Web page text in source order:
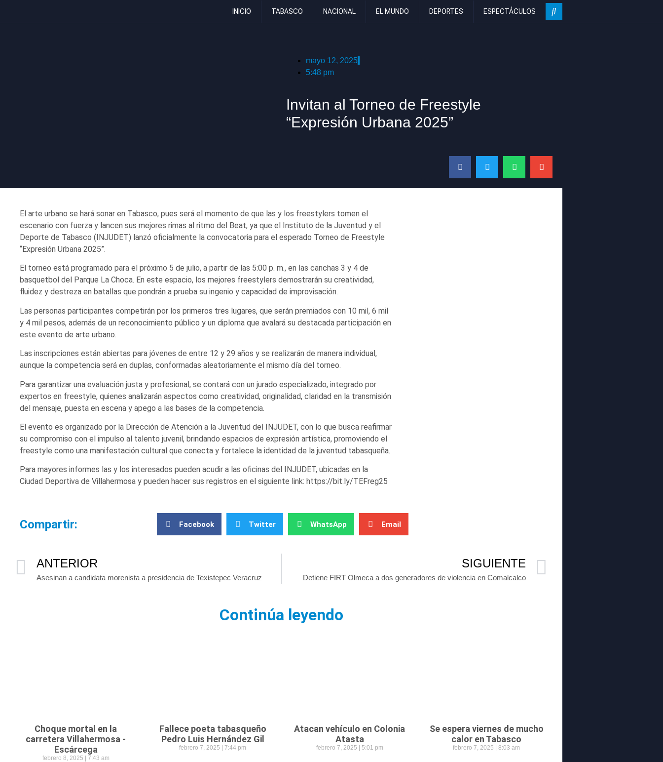
INICIO TABASCO NACIONAL EL MUNDO DEPORTES ESPECTÁCULOS
mayo 12, 2025
5:48 pm
Invitan al Torneo de Freestyle
“Expresión Urbana 2025”
El arte urbano se hará sonar en Tabasco, pues será el momento de que las y los freestylers tomen el
escenario con fuerza y lancen sus mejores rimas al ritmo del Beat, ya que el Instituto de la Juventud y el
Deporte de Tabasco (INJUDET) lanzó oficialmente la convocatoria para el esperado Torneo de Freestyle
“Expresión Urbana 2025”.
El torneo está programado para el próximo 5 de julio, a partir de las 5:00 p. m., en las canchas 3 y 4 de
basquetbol del Parque La Choca. En este espacio, los mejores freestylers demostrarán su creatividad,
fluidez y destreza en batallas que pondrán a prueba su ingenio y capacidad de improvisación.
Las personas participantes competirán por los primeros tres lugares, que serán premiados con 10 mil, 6 mil
y 4 mil pesos, además de un reconocimiento público y un diploma que avalará su destacada participación en
este evento de arte urbano.
Las inscripciones están abiertas para jóvenes de entre 12 y 29 años y se realizarán de manera individual,
aunque la competencia será en duplas, conformadas aleatoriamente el mismo día del torneo.
Para garantizar una evaluación justa y profesional, se contará con un jurado especializado, integrado por
expertos en freestyle, quienes analizarán aspectos como creatividad, originalidad, claridad en la transmisión
del mensaje, puesta en escena y apego a las bases de la competencia.
El evento es organizado por la Dirección de Atención a la Juventud del INJUDET, con lo que busca reafirmar
su compromiso con el impulso al talento juvenil, brindando espacios de expresión artística, promoviendo el
freestyle como una manifestación cultural que conecta y fortalece la identidad de la juventud tabasqueña.
Para mayores informes las y los interesados pueden acudir a las oficinas del INJUDET, ubicadas en la
Ciudad Deportiva de Villahermosa y pueden hacer sus registros en el siguiente link: https://bit.ly/TEFreg25
Compartir: Facebook Twitter WhatsApp Email
ANTERIOR
Asesinan a candidata morenista a presidencia de Texistepec Veracruz
SIGUIENTE
Detiene FIRT Olmeca a dos generadores de violencia en Comalcalco
Continúa leyendo
Choque mortal en la
carretera Villahermosa -
Escárcega
febrero 8, 2025 7:43 am
Fallece poeta tabasqueño
Pedro Luis Hernández Gil
febrero 7, 2025 7:44 pm
Atacan vehículo en Colonia
Atasta
febrero 7, 2025 5:01 pm
Se espera viernes de mucho
calor en Tabasco
febrero 7, 2025 8:03 am